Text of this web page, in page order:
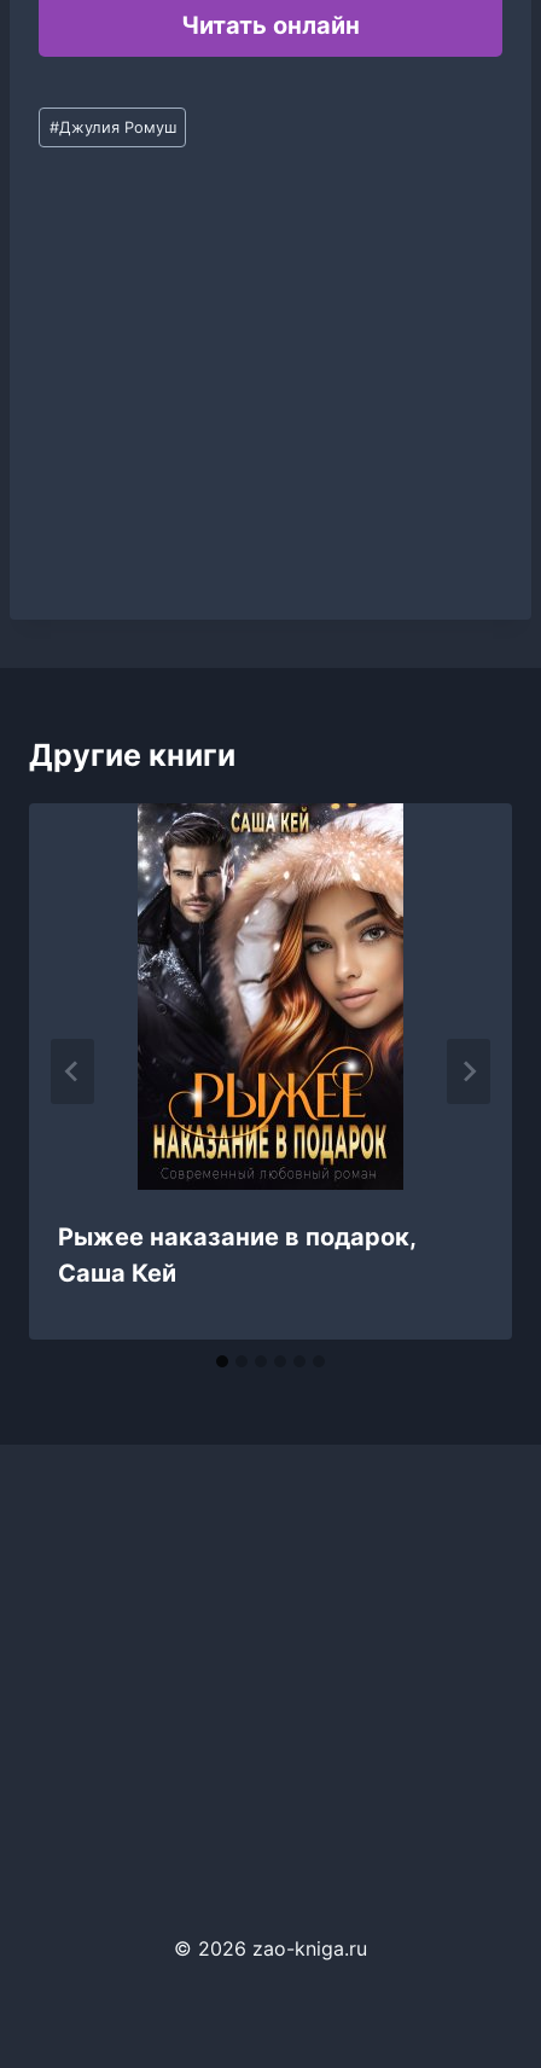
Читать онлайн
Метки
записи:
#Джулия Ромуш
Другие книги
Рыжее наказание в подарок,
Саша Кей
© 2026 zao-kniga.ru